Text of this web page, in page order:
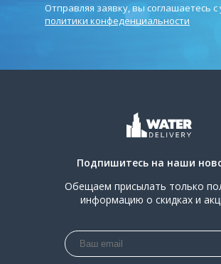
Отправляя заявку, вы соглашаетесь с
политики конфеденциальности
Подпишитесь на наши
Обещаем присылать только
информацию о скидках и